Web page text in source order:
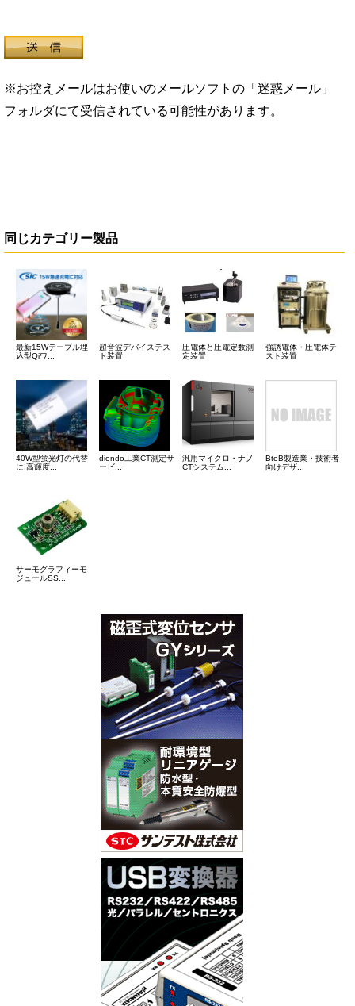
※お控えメールはお使いのメールソフトの「迷惑メール」
フォルダにて受信されている可能性があります。
同じカテゴリー製品
最新15Wテーブル埋
込型Qiワ...
超音波デバイステス
ト装置
圧電体と圧電定数測
定装置
強誘電体・圧電体テ
スト装置
40W型蛍光灯の代替
に!高輝度...
diondo工業CT測定サ
ービ...
汎用マイクロ・ナノ
CTシステム...
BtoB製造業・技術者
向けデザ...
サーモグラフィーモ
ジュールSS...